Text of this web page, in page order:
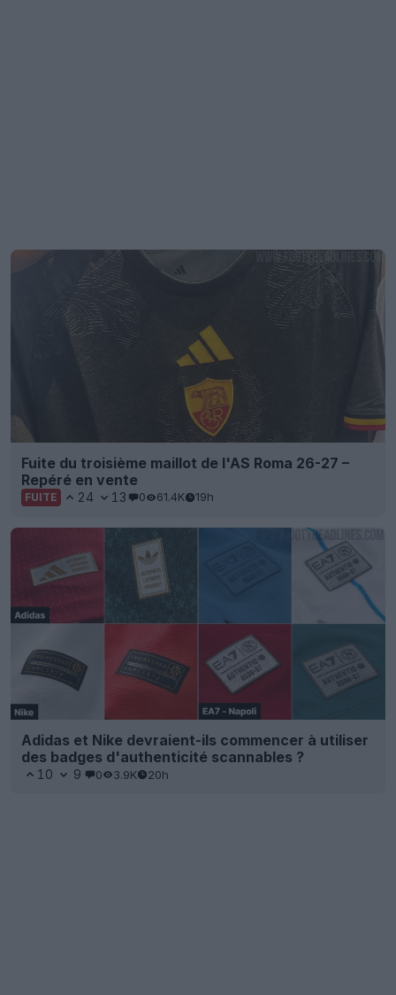
Fuite du troisième maillot de l'AS Roma 26-27 –
Repéré en vente
FUITE 24 13 0 61.4K 19h
Adidas et Nike devraient-ils commencer à utiliser
des badges d'authenticité scannables ?
10 9 0 3.9K 20h